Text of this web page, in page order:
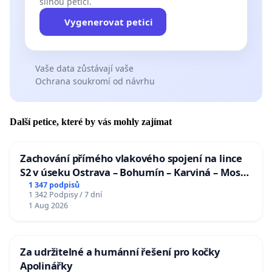
Vygenerovat petici
Vaše data zůstávají vaše
Ochrana soukromí od návrhu
Další petice, které by vás mohly zajímat
Zachování přímého vlakového spojení na lince
S2 v úseku Ostrava – Bohumín – Karviná – Mosty
u Jablunkova
1 347 podpisů
1 342 Podpisy / 7 dní
1 Aug 2026
Za udržitelné a humánní řešení pro kočky
Apolinářky